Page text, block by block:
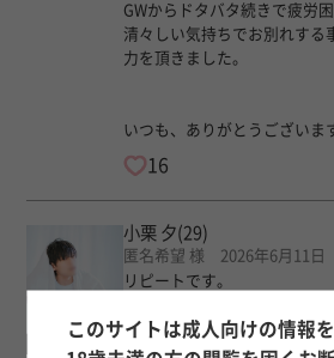
GWからドタバタ続きで疲労
清々しい気持ちでお別れする
力を頂きました。
いつも、ありがとうございま
16
小栗 夕(29)
匿名希望 様 2026年6月11日
リピートです。
髪型が変わっててますますさ
ました。
このサイトは成人向けの情報